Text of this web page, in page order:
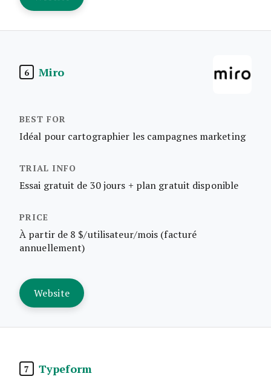
6 Miro
Idéal pour cartographier les campagnes marketing
Essai gratuit de 30 jours + plan gratuit disponible
À partir de 8 $/utilisateur/mois (facturé
annuellement)
Website
7 Typeform